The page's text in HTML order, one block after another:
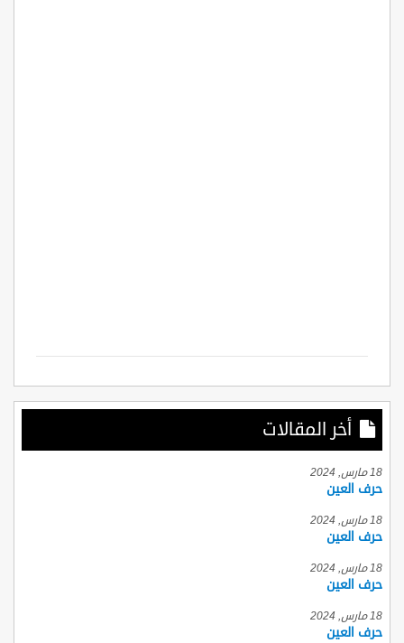
أخر المقالات
18 مارس, 2024
حرف العين
18 مارس, 2024
حرف العين
18 مارس, 2024
حرف العين
18 مارس, 2024
حرف العين